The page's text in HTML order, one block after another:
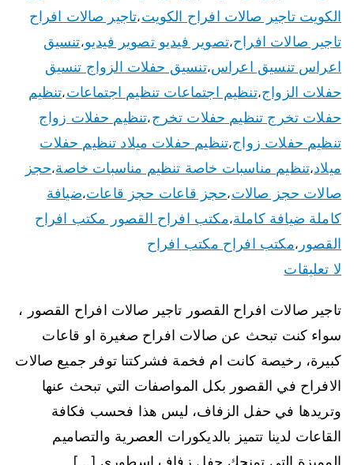
الكويت تاجير صالات افراح الكويت،تاجير صالات افراح
تاجير صالات افراح،تصوير فيديو تصوير فيديو،تنسيق
اعراس تنسيق اعراس،تنسيق حفلات الزواج تنسيق
حفلات الزواج،تنظيم اجتماعات تنظيم اجتماعات،تنظيم
حفلات تخرج تنظيم حفلات تخرج،تنظيم حفلات زواج
تنظيم حفلات زواج،تنظيم حفلات ميلاد تنظيم حفلات
ميلاد،تنظيم مناسبات خاصة تنظيم مناسبات خاصة،حجز
صالات حجز صالات،حجز قاعات حجز قاعات،ضيافة
كاملة ضيافة كاملة،مكتب افراح القصور مكتب افراح
القصور ،مكتب افراح مكتب افراح
لا تعليقات
تاجير صالات افراح القصور تاجير صالات افراح القصور ،
سواء كنت تبحث عن صالات افراح صغيرة او قاعات
كبيرة، رخيصة كانت ام فخمة فشركتنا توفر جميع صالات
الافراح في القصور بكل المواصفات التي تبحث عنها
وتريدها في حفل الزفاف، ليس هذا فحسب فكافة
القاعات لدينا تتميز بالديكورات العصرية والتصاميم
المميزة التي تمنحك حفل زفاف اسطوري […]